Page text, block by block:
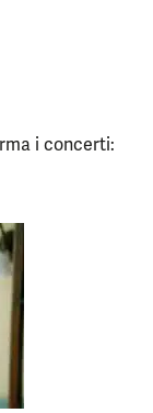
i concerti: